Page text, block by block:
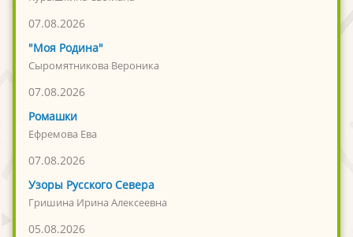
07.08.2026
"Моя Родина"
Сыромятникова Вероника
07.08.2026
Ромашки
Ефремова Ева
07.08.2026
Узоры Русского Севера
Гришина Ирина Алексеевна
05.08.2026